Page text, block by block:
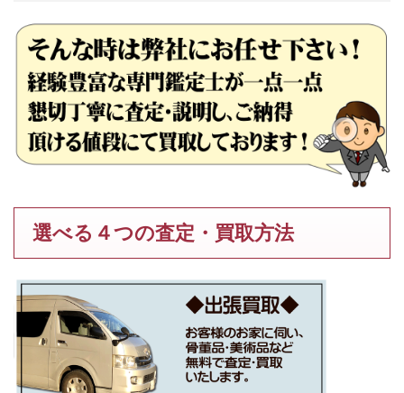
選べる４つの査定・買取方法